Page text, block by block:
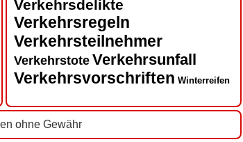
Verkehrsdelikte
Verkehrsregeln
Verkehrsteilnehmer
Verkehrstote Verkehrsunfall
Verkehrsvorschriften Winterreifen
ohne Gewähr